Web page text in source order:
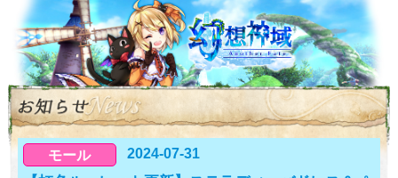
モール 2024-07-31